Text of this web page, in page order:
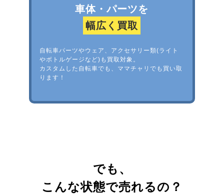
車体・パーツを
幅広く買取
自転車パーツやウェア、アクセサリー類(ライト
やボトルゲージなど)も買取対象。
カスタムした自転車でも、ママチャリでも買い取
ります！
でも、
こんな状態で売れるの？